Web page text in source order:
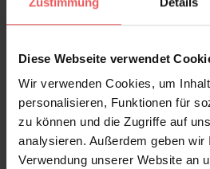
Diese Webseite verwendet
Wir verwenden Cookies, um
personalisieren, Funktionen für
zu können und die Zugriffe auf
analysieren. Außerdem geben
Verwendung unserer Website an